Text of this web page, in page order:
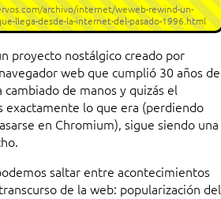
archivo/internet/weweb-rewind-un-
llega-desde-la-internet-del-pasado-1996.html
proyecto nostálgico creado por
web que cumplió 30 años de
cambiado de manos y quizás el
exactamente lo que era (perdiendo
en Chromium), sigue siendo una
saltar entre acontecimientos
de la web: popularización del